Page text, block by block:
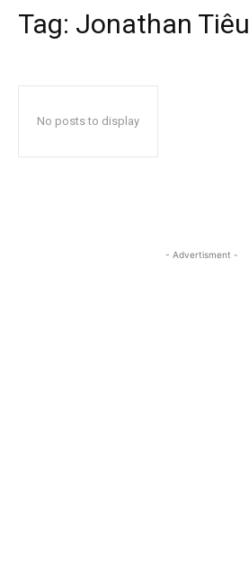
Tag: Jonathan Tiêu
No posts to display
- Advertisment -